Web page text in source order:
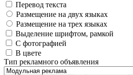
Перевод текста
Размещение на двух языках
Размещение на трех языках
Выделение шрифтом, рамкой
С фотографией
В цвете
Тип рекламного объявления